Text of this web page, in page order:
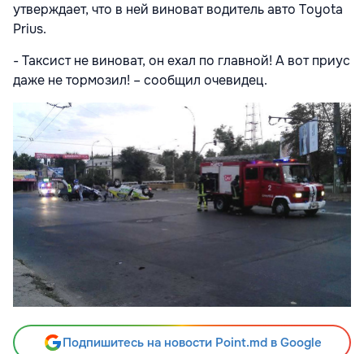
утверждает, что в ней виноват водитель авто Toyota
Prius.
- Таксист не виноват, он ехал по главной! А вот приус
даже не тормозил! – сообщил очевидец.
Подпишитесь на новости Point.md в Google